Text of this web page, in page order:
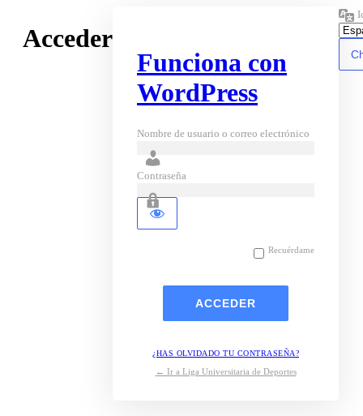
Acceder
Funciona con
WordPress
Nombre de usuario o correo electrónico
Contraseña
Recuérdame
¿HAS OLVIDADO TU CONTRASEÑA?
← Ir a Liga Universitaria de Deportes